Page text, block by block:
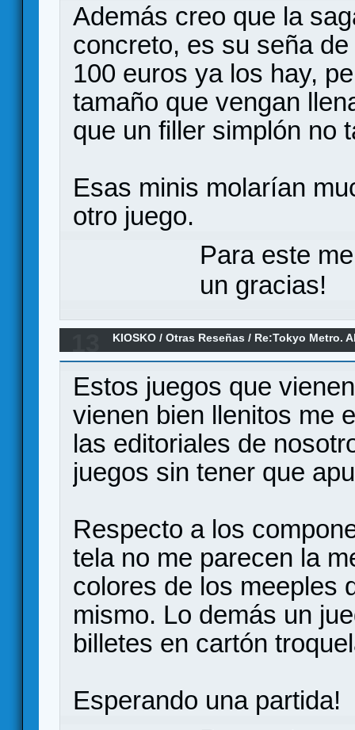
Además creo que la
concreto, es su seña
100 euros ya los hay,
tamaño que vengan
que un filler simplón no
Esas minis molarían
otro juego.
Para este
un gracias!
KIOSKO /Otras Reseñas / Re:Tokyo Metro.
Estos juegos que
vienen bien llenitos me
las editoriales de
juegos sin tener que
Respecto a los
tela no me parecen la
colores de los meeples
mismo. Lo demás un
billetes en cartón
Esperando una partida!